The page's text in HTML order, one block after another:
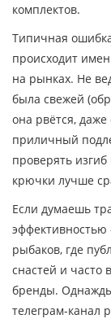
комплектов.
Типичная
происходит
на рынках. Не
была свежей
она рвётся,
приличный
проверять
крючки лучше
Если думаешь
рыбаков, где
снастей и часто
бренды.
телеграм-канал